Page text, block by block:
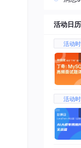
活动日历
活动
活动